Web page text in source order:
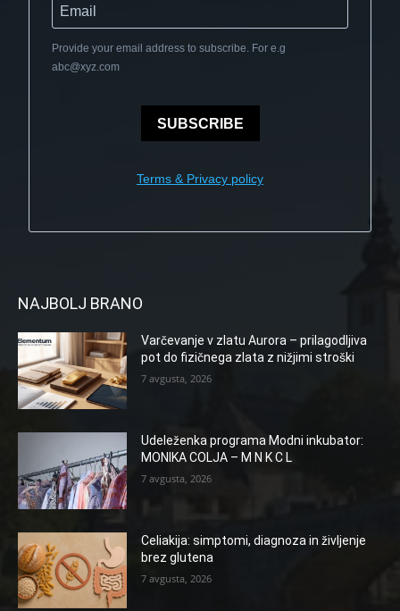
Provide your email address to subscribe. For e.g
abc@xyz.com
SUBSCRIBE
Terms & Privacy policy
NAJBOLJ BRANO
Varčevanje v zlatu Aurora – prilagodljiva
pot do fizičnega zlata z nižjimi stroški
7 avgusta, 2026
Udeleženka programa Modni inkubator:
MONIKA COLJA – M N K C L
7 avgusta, 2026
Celiakija: simptomi, diagnoza in življenje
brez glutena
7 avgusta, 2026